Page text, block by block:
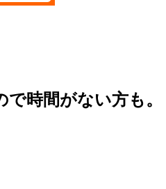
時間がない方も。